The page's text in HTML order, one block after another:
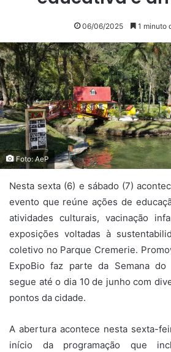
06/06/2025 1 minuto
Foto: AeP
Nesta sexta (6) e sábado (7)
evento que reúne ações de
atividades culturais, vacinação
exposições voltadas à
coletivo no Parque Cremerie.
ExpoBio faz parte da Semana do
segue até o dia 10 de junho com
pontos da cidade.
A abertura acontece nesta sexta-
início da programação que